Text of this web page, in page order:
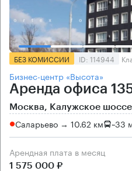
БЕЗ КОМИССИИ ID: 114944
Бизнес-центр «Высота»
Аренда офиса
Москва, Калужское
Саларьево → 10.62 км ~33
Арендная плата в месяц
1 575 000 ₽